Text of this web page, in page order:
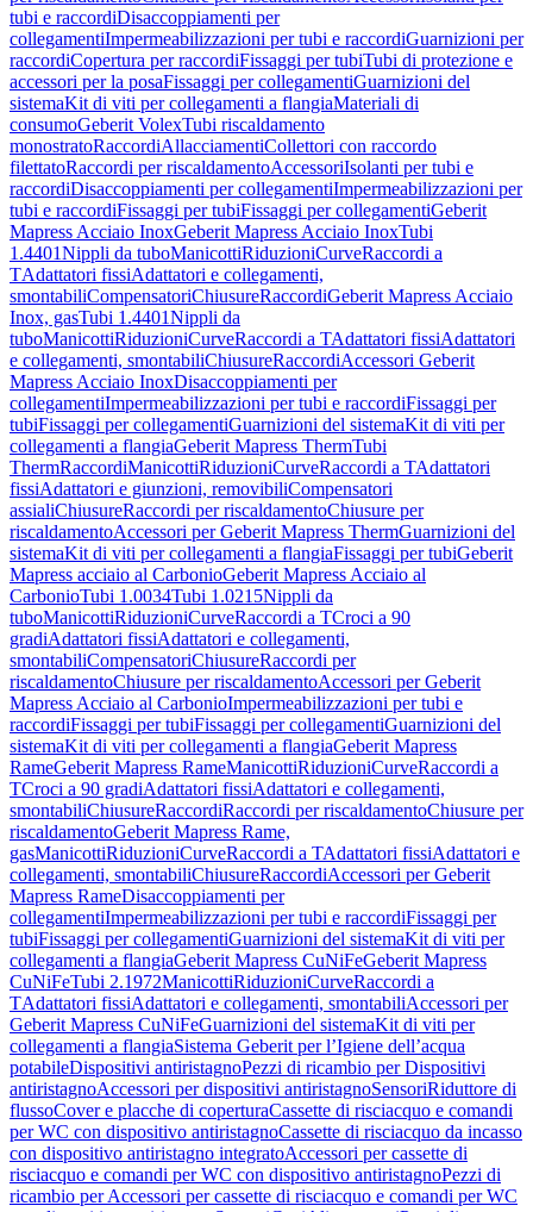
tubi e raccordiDisaccoppiamenti per
collegamentiImpermeabilizzazioni per tubi e raccordiGuarnizioni per
raccordiCopertura per raccordiFissaggi per tubiTubi di protezione e
accessori per la posaFissaggi per collegamentiGuarnizioni del
sistemaKit di viti per collegamenti a flangiaMateriali di
consumoGeberit VolexTubi riscaldamento
monostratoRaccordiAllacciamentiCollettori con raccordo
filettatoRaccordi per riscaldamentoAccessoriIsolanti per tubi e
raccordiDisaccoppiamenti per collegamentiImpermeabilizzazioni per
tubi e raccordiFissaggi per tubiFissaggi per collegamentiGeberit
Mapress Acciaio InoxGeberit Mapress Acciaio InoxTubi
1.4401Nippli da tuboManicottiRiduzioniCurveRaccordi a
TAdattatori fissiAdattatori e collegamenti,
smontabiliCompensatoriChiusureRaccordiGeberit Mapress Acciaio
Inox, gasTubi 1.4401Nippli da
tuboManicottiRiduzioniCurveRaccordi a TAdattatori fissiAdattatori
e collegamenti, smontabiliChiusureRaccordiAccessori Geberit
Mapress Acciaio InoxDisaccoppiamenti per
collegamentiImpermeabilizzazioni per tubi e raccordiFissaggi per
tubiFissaggi per collegamentiGuarnizioni del sistemaKit di viti per
collegamenti a flangiaGeberit Mapress ThermTubi
ThermRaccordiManicottiRiduzioniCurveRaccordi a TAdattatori
fissiAdattatori e giunzioni, removibiliCompensatori
assialiChiusureRaccordi per riscaldamentoChiusure per
riscaldamentoAccessori per Geberit Mapress ThermGuarnizioni del
sistemaKit di viti per collegamenti a flangiaFissaggi per tubiGeberit
Mapress acciaio al CarbonioGeberit Mapress Acciaio al
CarbonioTubi 1.0034Tubi 1.0215Nippli da
tuboManicottiRiduzioniCurveRaccordi a TCroci a 90
gradiAdattatori fissiAdattatori e collegamenti,
smontabiliCompensatoriChiusureRaccordi per
riscaldamentoChiusure per riscaldamentoAccessori per Geberit
Mapress Acciaio al CarbonioImpermeabilizzazioni per tubi e
raccordiFissaggi per tubiFissaggi per collegamentiGuarnizioni del
sistemaKit di viti per collegamenti a flangiaGeberit Mapress
RameGeberit Mapress RameManicottiRiduzioniCurveRaccordi a
TCroci a 90 gradiAdattatori fissiAdattatori e collegamenti,
smontabiliChiusureRaccordiRaccordi per riscaldamentoChiusure per
riscaldamentoGeberit Mapress Rame,
gasManicottiRiduzioniCurveRaccordi a TAdattatori fissiAdattatori e
collegamenti, smontabiliChiusureRaccordiAccessori per Geberit
Mapress RameDisaccoppiamenti per
collegamentiImpermeabilizzazioni per tubi e raccordiFissaggi per
tubiFissaggi per collegamentiGuarnizioni del sistemaKit di viti per
collegamenti a flangiaGeberit Mapress CuNiFeGeberit Mapress
CuNiFeTubi 2.1972ManicottiRiduzioniCurveRaccordi a
TAdattatori fissiAdattatori e collegamenti, smontabiliAccessori per
Geberit Mapress CuNiFeGuarnizioni del sistemaKit di viti per
collegamenti a flangiaSistema Geberit per l’Igiene dell’acqua
potabileDispositivi antiristagnoPezzi di ricambio per Dispositivi
antiristagnoAccessori per dispositivi antiristagnoSensoriRiduttore di
flussoCover e placche di coperturaCassette di risciacquo e comandi
per WC con dispositivo antiristagnoCassette di risciacquo da incasso
con dispositivo antiristagno integratoAccessori per cassette di
risciacquo e comandi per WC con dispositivo antiristagnoPezzi di
ricambio per Accessori per cassette di risciacquo e comandi per WC